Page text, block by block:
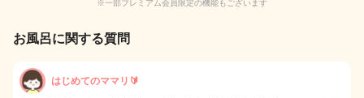
※一部プレミアム会員限定の機能もございます
お風呂に関する質問
はじめてのママリ🔰